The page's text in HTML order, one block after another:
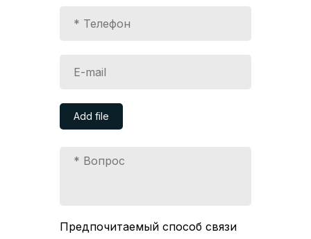
Add file
Предпочитаемый способ связи